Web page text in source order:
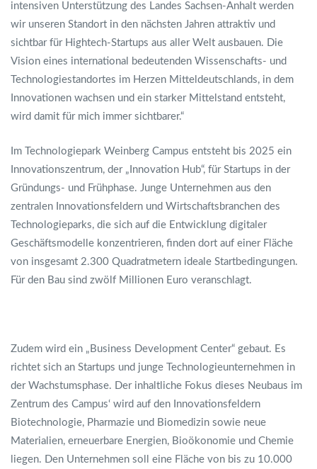
intensiven Unterstützung des Landes Sachsen-Anhalt werden
wir unseren Standort in den nächsten Jahren attraktiv und
sichtbar für Hightech-Startups aus aller Welt ausbauen. Die
Vision eines international bedeutenden Wissenschafts- und
Technologiestandortes im Herzen Mitteldeutschlands, in dem
Innovationen wachsen und ein starker Mittelstand entsteht,
wird damit für mich immer sichtbarer.“
Im Technologiepark Weinberg Campus entsteht bis 2025 ein
Innovationszentrum, der „Innovation Hub“, für Startups in der
Gründungs- und Frühphase. Junge Unternehmen aus den
zentralen Innovationsfeldern und Wirtschaftsbranchen des
Technologieparks, die sich auf die Entwicklung digitaler
Geschäftsmodelle konzentrieren, finden dort auf einer Fläche
von insgesamt 2.300 Quadratmetern ideale Startbedingungen.
Für den Bau sind zwölf Millionen Euro veranschlagt.
Zudem wird ein „Business Development Center“ gebaut. Es
richtet sich an Startups und junge Technologieunternehmen in
der Wachstumsphase. Der inhaltliche Fokus dieses Neubaus im
Zentrum des Campus‘ wird auf den Innovationsfeldern
Biotechnologie, Pharmazie und Biomedizin sowie neue
Materialien, erneuerbare Energien, Bioökonomie und Chemie
liegen. Den Unternehmen soll eine Fläche von bis zu 10.000